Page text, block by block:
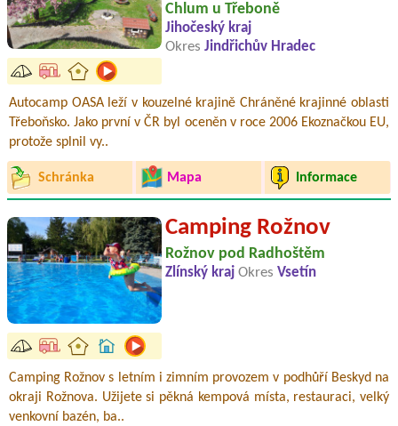
Chlum u Třeboně
Jihočeský kraj
Okres Jindřichův Hradec
Autocamp OASA leží v kouzelné krajině Chráněné krajinné oblasti
Třeboňsko. Jako první v ČR byl oceněn v roce 2006 Ekoznačkou EU,
protože splnil vy..
Schránka Mapa Informace
Camping Rožnov
Rožnov pod Radhoštěm
Zlínský kraj Okres Vsetín
Camping Rožnov s letním i zimním provozem v podhůří Beskyd na
okraji Rožnova. Užijete si pěkná kempová místa, restauraci, velký
venkovní bazén, ba..